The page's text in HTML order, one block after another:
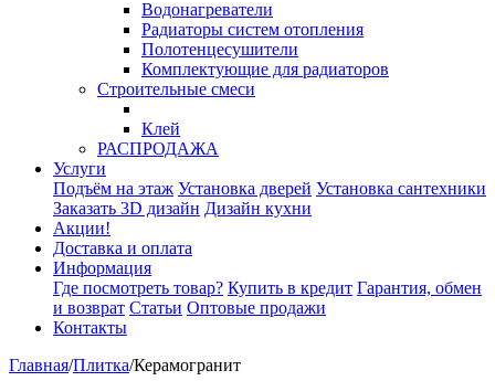
Водонагреватели
Радиаторы систем отопления
Полотенцесушители
Комплектующие для радиаторов
Строительные смеси
Клей
РАСПРОДАЖА
Услуги
Подъём на этаж Установка дверей Установка сантехники
Заказать 3D дизайн Дизайн кухни
Акции!
Доставка и оплата
Информация
Где посмотреть товар? Купить в кредит Гарантия, обмен
и возврат Статьи Оптовые продажи
Контакты
Главная/Плитка/Керамогранит